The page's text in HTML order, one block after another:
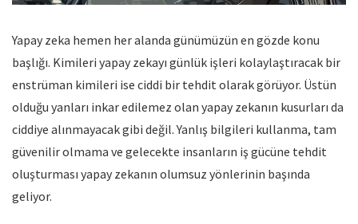
Yapay zeka hemen her alanda günümüzün en gözde konu
başlığı. Kimileri yapay zekayı günlük işleri kolaylaştıracak bir
enstrüman kimileri ise ciddi bir tehdit olarak görüyor. Üstün
olduğu yanları inkar edilemez olan yapay zekanın kusurları da
ciddiye alınmayacak gibi değil. Yanlış bilgileri kullanma, tam
güvenilir olmama ve gelecekte insanların iş gücüne tehdit
oluşturması yapay zekanın olumsuz yönlerinin başında
geliyor.